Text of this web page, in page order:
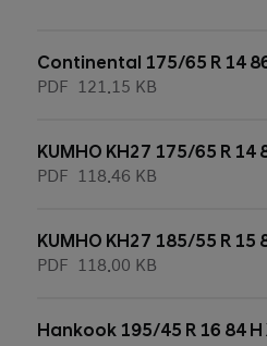
Continental 175/65 R 14
PDF 121.15 KB
KUMHO KH27 175/65 R 14
PDF 118.46 KB
KUMHO KH27 185/55 R 15
PDF 118.00 KB
Hankook 195/45 R 16 84 H